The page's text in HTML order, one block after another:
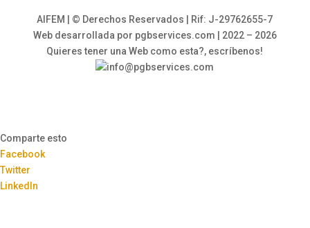
AIFEM | © Derechos Reservados | Rif: J-29762655-7
Web desarrollada por pgbservices.com | 2022 – 2026
Quieres tener una Web como esta?, escríbenos!
info@pgbservices.com
Comparte esto
Facebook
Twitter
LinkedIn